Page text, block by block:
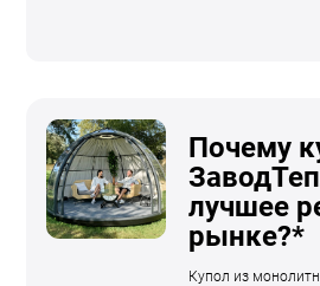
Почему
лучшее
рынке?*
Купол из